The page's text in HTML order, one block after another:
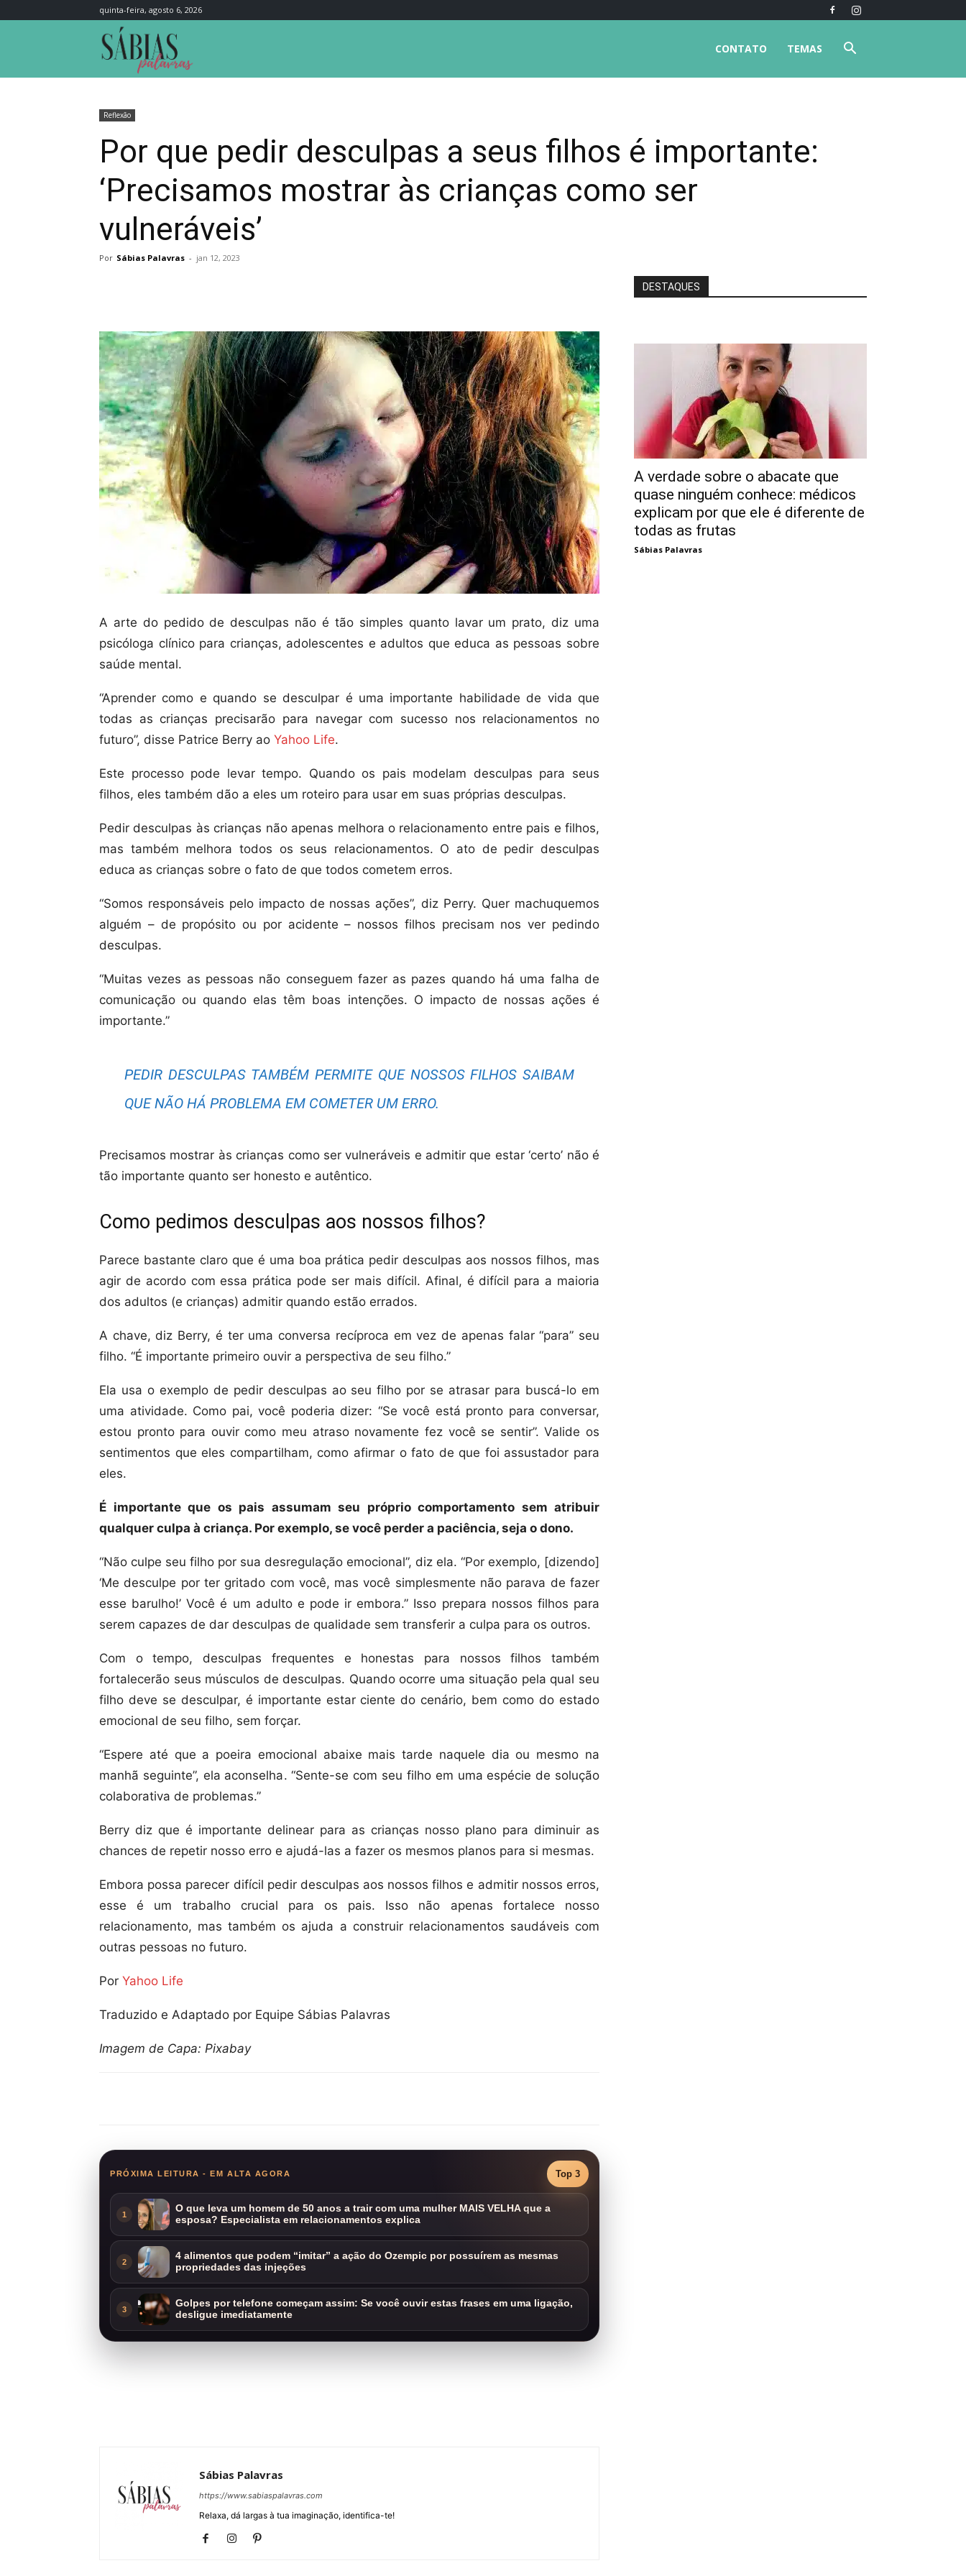
quinta-feira, agosto 6, 2026
TEMAS
CONTATO
Reflexão
Por que pedir desculpas a seus filhos é importante:
‘Precisamos mostrar às crianças como ser
vulneráveis’
Por Sábias Palavras - jan 12, 2023
A arte do pedido de desculpas não é tão simples quanto lavar um prato, diz uma
psicóloga clínico para crianças, adolescentes e adultos que educa as pessoas sobre
saúde mental.
“Aprender como e quando se desculpar é uma importante habilidade de vida que
todas as crianças precisarão para navegar com sucesso nos relacionamentos no
futuro”, disse Patrice Berry ao Yahoo Life.
Este processo pode levar tempo. Quando os pais modelam desculpas para seus
filhos, eles também dão a eles um roteiro para usar em suas próprias desculpas.
Pedir desculpas às crianças não apenas melhora o relacionamento entre pais e filhos,
mas também melhora todos os seus relacionamentos. O ato de pedir desculpas
educa as crianças sobre o fato de que todos cometem erros.
“Somos responsáveis pelo impacto de nossas ações”, diz Perry. Quer machuquemos
alguém – de propósito ou por acidente – nossos filhos precisam nos ver pedindo
desculpas.
“Muitas vezes as pessoas não conseguem fazer as pazes quando há uma falha de
comunicação ou quando elas têm boas intenções. O impacto de nossas ações é
importante.”
PEDIR DESCULPAS TAMBÉM PERMITE QUE NOSSOS FILHOS SAIBAM
QUE NÃO HÁ PROBLEMA EM COMETER UM ERRO.
Precisamos mostrar às crianças como ser vulneráveis e admitir que estar ‘certo’ não é
tão importante quanto ser honesto e autêntico.
Como pedimos desculpas aos nossos filhos?
Parece bastante claro que é uma boa prática pedir desculpas aos nossos filhos, mas
agir de acordo com essa prática pode ser mais difícil. Afinal, é difícil para a maioria
dos adultos (e crianças) admitir quando estão errados.
A chave, diz Berry, é ter uma conversa recíproca em vez de apenas falar “para” seu
filho. “É importante primeiro ouvir a perspectiva de seu filho.”
Ela usa o exemplo de pedir desculpas ao seu filho por se atrasar para buscá-lo em
uma atividade. Como pai, você poderia dizer: “Se você está pronto para conversar,
estou pronto para ouvir como meu atraso novamente fez você se sentir”. Valide os
sentimentos que eles compartilham, como afirmar o fato de que foi assustador para
eles.
É importante que os pais assumam seu próprio comportamento sem atribuir
qualquer culpa à criança. Por exemplo, se você perder a paciência, seja o dono.
“Não culpe seu filho por sua desregulação emocional”, diz ela. “Por exemplo, [dizendo]
‘Me desculpe por ter gritado com você, mas você simplesmente não parava de fazer
esse barulho!’ Você é um adulto e pode ir embora.” Isso prepara nossos filhos para
serem capazes de dar desculpas de qualidade sem transferir a culpa para os outros.
Com o tempo, desculpas frequentes e honestas para nossos filhos também
fortalecerão seus músculos de desculpas. Quando ocorre uma situação pela qual seu
filho deve se desculpar, é importante estar ciente do cenário, bem como do estado
emocional de seu filho, sem forçar.
“Espere até que a poeira emocional abaixe mais tarde naquele dia ou mesmo na
manhã seguinte”, ela aconselha. “Sente-se com seu filho em uma espécie de solução
colaborativa de problemas.”
Berry diz que é importante delinear para as crianças nosso plano para diminuir as
chances de repetir nosso erro e ajudá-las a fazer os mesmos planos para si mesmas.
Embora possa parecer difícil pedir desculpas aos nossos filhos e admitir nossos erros,
esse é um trabalho crucial para os pais. Isso não apenas fortalece nosso
relacionamento, mas também os ajuda a construir relacionamentos saudáveis com
outras pessoas no futuro.
Por Yahoo Life
Traduzido e Adaptado por Equipe Sábias Palavras
Imagem de Capa: Pixabay
PRÓXIMA LEITURA - EM ALTA AGORA Top 3
1
O que leva um homem de 50 anos a trair com uma mulher MAIS VELHA que a
esposa? Especialista em relacionamentos explica
2
4 alimentos que podem “imitar” a ação do Ozempic por possuírem as mesmas
propriedades das injeções
3
Golpes por telefone começam assim: Se você ouvir estas frases em uma ligação,
desligue imediatamente
Sábias Palavras
https://www.sabiaspalavras.com
Relaxa, dá largas à tua imaginação, identifica-te!
DESTAQUES
A verdade sobre o abacate que
quase ninguém conhece: médicos
explicam por que ele é diferente de
todas as frutas
Sábias Palavras